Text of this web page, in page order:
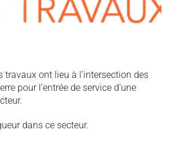
travaux ont lieu à l’intersection des
pour l’entrée de service d’une
dans ce secteur.